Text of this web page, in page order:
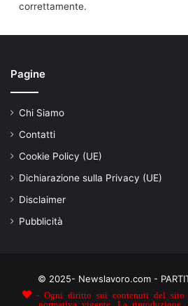
correttamente.
Pagine
Chi Siamo
Contatti
Cookie Policy (UE)
Dichiarazione sulla Privacy (UE)
Disclaimer
Pubblicità
© 2025- Newslavoro.com -
- Ogni diritto sui contenuti del sito
normativa vigente. La